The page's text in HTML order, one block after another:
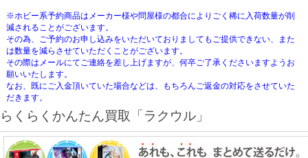
※ホビー系予約商品はメーカー様や問屋様の都合によりごく稀に入荷数量が削
減されることがございます。
その為、ご予約のお申し込みをいただいておりましてもご提供できない、また
は数量を減らさせていただくことがございます。
その際はメールにてご連絡を差し上げますが、何卒ご了承くださいますようお
願いいたします。
なお、既にご入金頂いていた場合などは、もちろんご返金の対応をさせていた
だきます。
らくらくかんたん買取「ラクウル」